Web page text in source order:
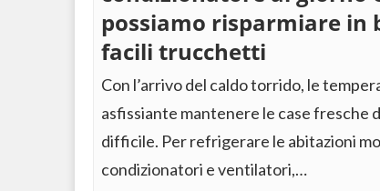
possiamo risparmiare in
facili trucchetti
Con l’arrivo del caldo torrido, le
asfissiante mantenere le case fresche
difficile. Per refrigerare le abitazioni
condizionatori e ventilatori,…